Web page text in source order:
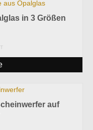
in 3 Größen
auf